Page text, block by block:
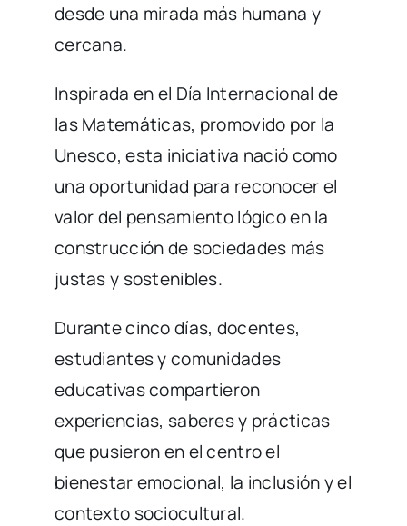
desde una mirada más humana y
cercana.
Inspirada en el Día Internacional de
las Matemáticas, promovido por la
Unesco, esta iniciativa nació como
una oportunidad para reconocer el
valor del pensamiento lógico en la
construcción de sociedades más
justas y sostenibles.
Durante cinco días, docentes,
estudiantes y comunidades
educativas compartieron
experiencias, saberes y prácticas
que pusieron en el centro el
bienestar emocional, la inclusión y el
contexto sociocultural.